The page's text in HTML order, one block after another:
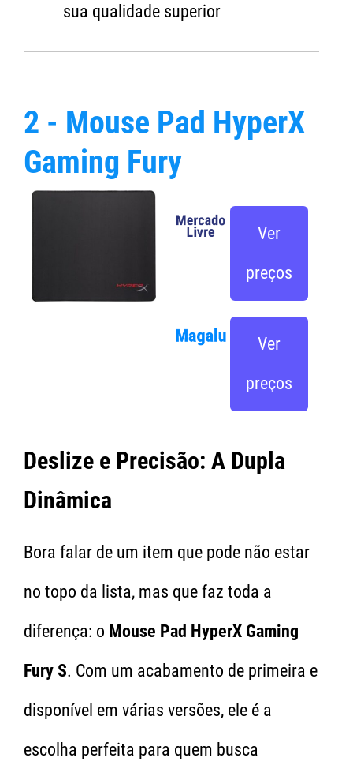
sua qualidade superior
2 - Mouse Pad HyperX
Gaming Fury
Ver
preços
Ver
preços
Deslize e Precisão: A Dupla
Dinâmica
Bora falar de um item que pode não estar
no topo da lista, mas que faz toda a
diferença: o Mouse Pad HyperX Gaming
Fury S. Com um acabamento de primeira e
disponível em várias versões, ele é a
escolha perfeita para quem busca